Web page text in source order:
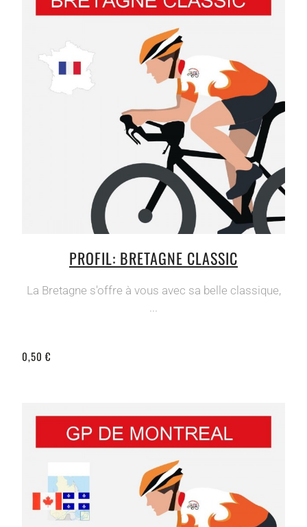
PROFIL: BRETAGNE CLASSIC
La Bretagne s'offre à vous avec sa belle classique,
...
0,50 €